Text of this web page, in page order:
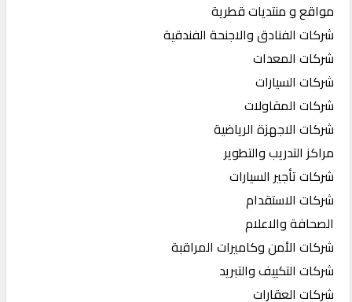
مواقع و منتديات قطرية
شركات الفنادق والاجنحة الفندقية
شركات المعدات
شركات السيارات
شركات المقاولات
شركات الاجهزة الرياضية
مراكز التدريب والتطوير
شركات تأجير السيارات
شركات الاستقدام
الصحافة والاعلام
شركات الأمن وكاميرات المراقبة
شركات التكييف والتبريد
شركات العقارات